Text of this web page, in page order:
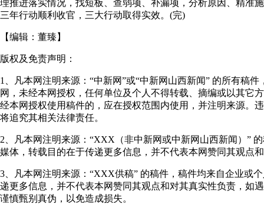
理推进落实情况，找短板、查弱项、补漏项，分析原因、精准
三年行动顺利收官，三大行动取得实效。(完)
【编辑： 董臻 】
版权及免责声明：
1、凡本网注明来源：“中新网”或“中新网山西新闻” 的所有稿
网，未经本网授权，任何单位及个人不得转载、摘编或以其它
经本网授权使用稿件的，应在授权范围内使用，并注明来源。
将追究其相关法律责任。
2、凡本网注明来源：“XXX（非中新网或中新网山西新闻）”
媒体，转载目的在于传递更多信息，并不代表本网赞同其观点
3、凡本网注明来源：“XXX供稿” 的稿件，稿件均来自企业或
递更多信息，并不代表本网赞同其观点和对其真实性负责，如
谨慎甄别真伪，以免造成损失。